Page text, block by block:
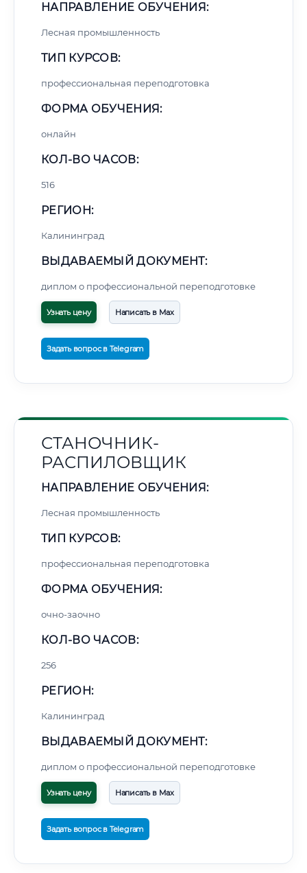
НАПРАВЛЕНИЕ ОБУЧЕНИЯ:
Лесная промышленность
ТИП КУРСОВ:
профессиональная переподготовка
ФОРМА ОБУЧЕНИЯ:
онлайн
КОЛ-ВО ЧАСОВ:
516
РЕГИОН:
Калининград
ВЫДАВАЕМЫЙ ДОКУМЕНТ:
диплом о профессиональной переподготовке
Узнать цену Написать в Max
Задать вопрос в Telegram
СТАНОЧНИК-
РАСПИЛОВЩИК
НАПРАВЛЕНИЕ ОБУЧЕНИЯ:
Лесная промышленность
ТИП КУРСОВ:
профессиональная переподготовка
ФОРМА ОБУЧЕНИЯ:
очно-заочно
КОЛ-ВО ЧАСОВ:
256
РЕГИОН:
Калининград
ВЫДАВАЕМЫЙ ДОКУМЕНТ:
диплом о профессиональной переподготовке
Узнать цену Написать в Max
Задать вопрос в Telegram